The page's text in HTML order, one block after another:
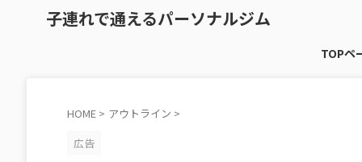
子連れで通えるパーソナルジム
TOPペ
HOME > アウトライン >
広告